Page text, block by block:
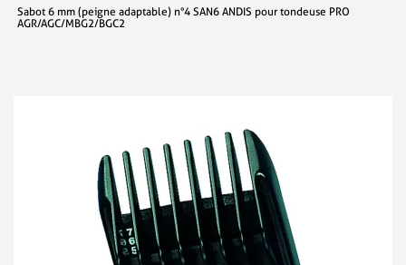
Sabot 6 mm (peigne adaptable) n°4 SAN6 ANDIS pour tondeuse PRO
AGR/AGC/MBG2/BGC2